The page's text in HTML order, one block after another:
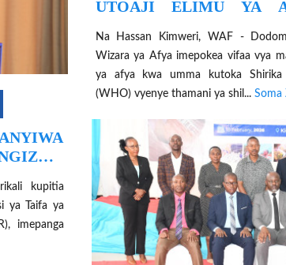
kupitia
ya Taifa ya
imepanga
UTOAJI ELIMU YA
Na Hassan Kimweri, WAF -
Wizara ya Afya imepokea vifaa vya
ya afya kwa umma kutoka
(WHO) vyenye thamani ya shil... Soma